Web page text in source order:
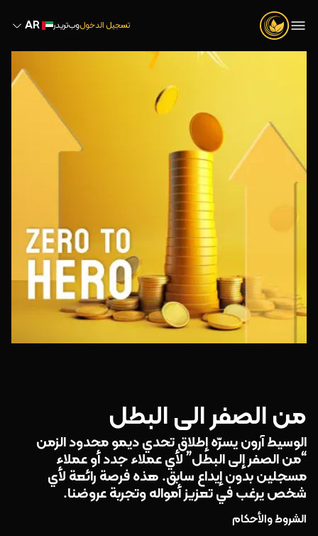
تسجيل الدخولوب‌تریدر
من الصفر الى البطل
الوسيط آرون يسرّه إطلاق تحدي ديمو محدود الزمن
“من الصفر إلى البطل” لأي عملاء جدد أو عملاء
مسجلين بدون إيداع سابق. هذه فرصة رائعة لأي
شخص يرغب في تعزيز أمواله وتجربة عروضنا.
الشروط والأحكام